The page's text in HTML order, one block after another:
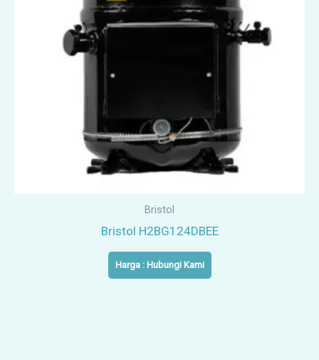
Bristol
Bristol H2BG124DBEE
Harga : Hubungi Kami